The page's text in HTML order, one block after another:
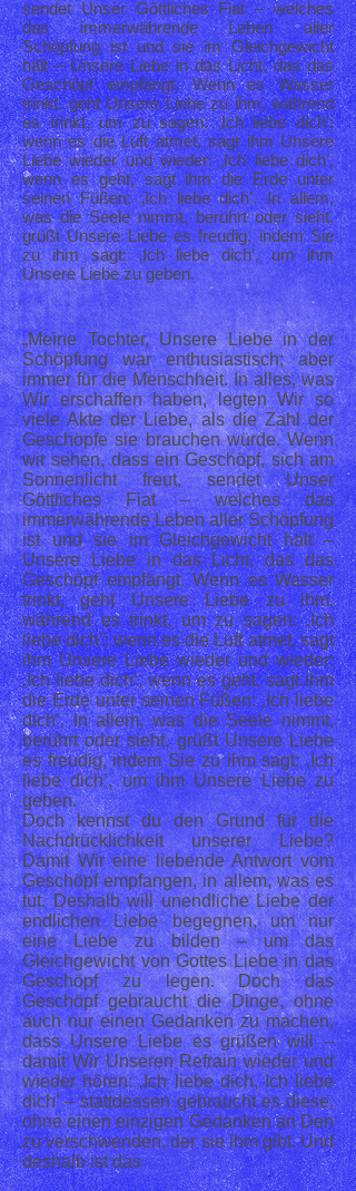
sendet Unser Göttliches Fiat – welches
das immerwährende Leben aller
Schöpfung ist und sie im Gleichgewicht
hält – Unsere Liebe in das Licht, das das
Geschöpf empfängt. Wenn es Wasser
trinkt, geht Unsere Liebe zu ihm, während
es trinkt, um zu sagen: ‚Ich liebe dich’;
wenn es die Luft atmet, sagt ihm Unsere
Liebe wieder und wieder: ‚Ich liebe dich’,
wenn es geht, sagt ihm die Erde unter
seinen Füßen: ‚Ich liebe dich’. In allem,
was die Seele nimmt, berührt oder sieht,
grüßt Unsere Liebe es freudig, indem Sie
zu ihm sagt: ‚Ich liebe dich’, um ihm
Unsere Liebe zu geben.
„Meine Tochter, Unsere Liebe in der
Schöpfung war enthusiastisch; aber
immer für die Menschheit. In alles, was
Wir erschaffen haben, legten Wir so
viele Akte der Liebe, als die Zahl der
Geschöpfe sie brauchen würde. Wenn
wir sehen, dass ein Geschöpf, sich am
Sonnenlicht freut, sendet Unser
Göttliches Fiat – welches das
immerwährende Leben aller Schöpfung
ist und sie im Gleichgewicht hält –
Unsere Liebe in das Licht, das das
Geschöpf empfängt. Wenn es Wasser
trinkt, geht Unsere Liebe zu ihm,
während es trinkt, um zu sagen: ‚Ich
liebe dich’; wenn es die Luft atmet, sagt
ihm Unsere Liebe wieder und wieder:
‚Ich liebe dich’, wenn es geht, sagt ihm
die Erde unter seinen Füßen: ‚Ich liebe
dich’. In allem, was die Seele nimmt,
berührt oder sieht, grüßt Unsere Liebe
es freudig, indem Sie zu ihm sagt: ‚Ich
liebe dich’, um ihm Unsere Liebe zu
geben.
Doch kennst du den Grund für die
Nachdrücklichkeit unserer Liebe?
Damit Wir eine liebende Antwort vom
Geschöpf empfangen, in allem, was es
tut. Deshalb will unendliche Liebe der
endlichen Liebe begegnen, um nur
eine Liebe zu bilden – um das
Gleichgewicht von Gottes Liebe in das
Geschöpf zu legen. Doch das
Geschöpf gebraucht die Dinge, ohne
auch nur einen Gedanken zu machen,
dass Unsere Liebe es grüßen will –
damit Wir Unseren Refrain wieder und
wieder hören: ‚Ich liebe dich, Ich liebe
dich’ – stattdessen gebraucht es diese,
ohne einen einzigen Gedanken an Den
zu verschwenden, der sie ihm gibt. Und
deshalb ist das